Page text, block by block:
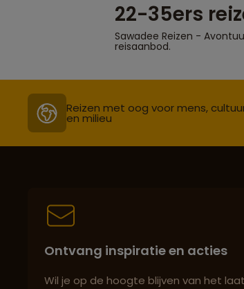
22-35ers
Sawadee Reizen -
reisaanbod.
Reizen met oog voor mens,
en milieu
Ontvang inspiratie en acties
Wil je op de hoogte blijven van het